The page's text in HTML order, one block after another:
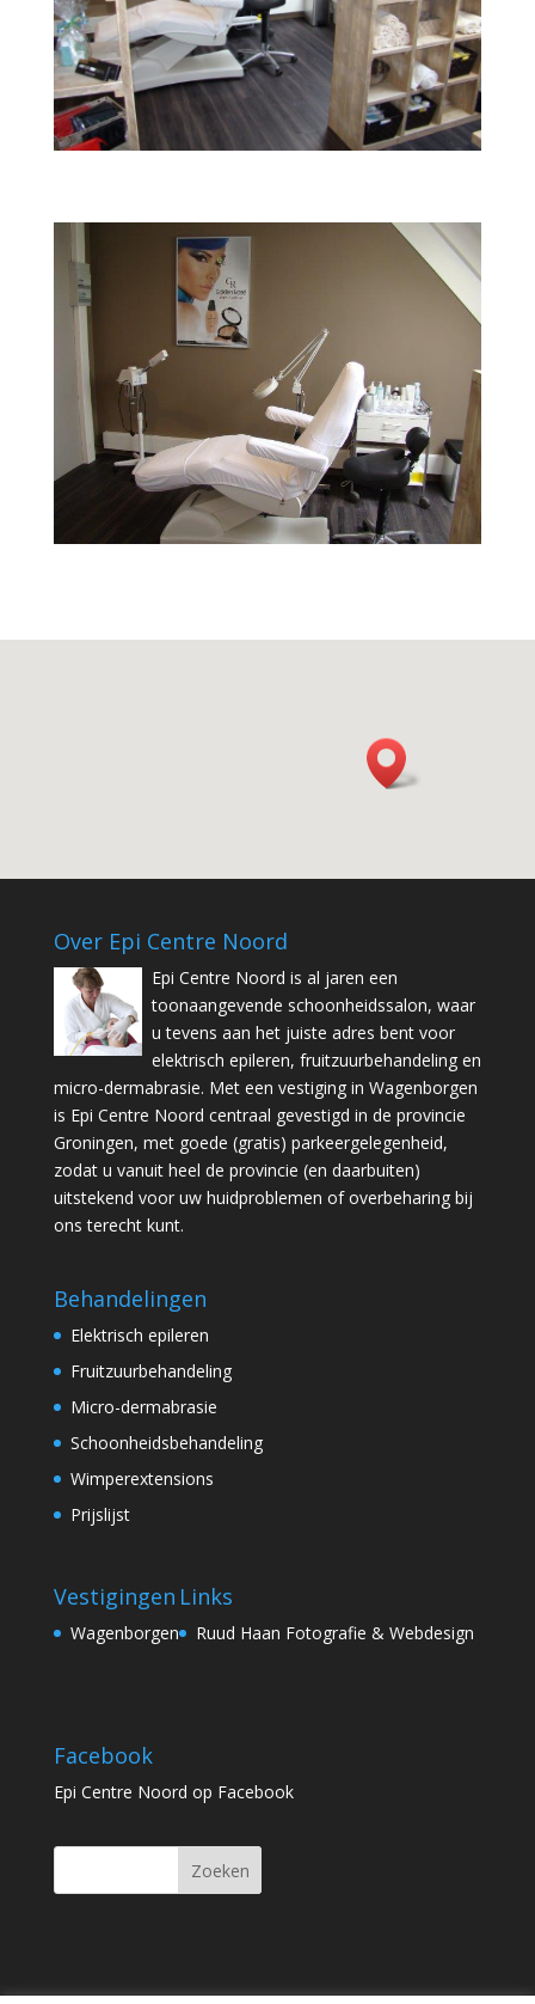
Over Epi Centre Noord
Epi Centre Noord is al jaren een
toonaangevende schoonheidssalon, waar
u tevens aan het juiste adres bent voor
elektrisch epileren, fruitzuurbehandeling en
micro-dermabrasie. Met een vestiging in Wagenborgen
is Epi Centre Noord centraal gevestigd in de provincie
Groningen, met goede (gratis) parkeergelegenheid,
zodat u vanuit heel de provincie (en daarbuiten)
uitstekend voor uw huidproblemen of overbeharing bij
ons terecht kunt.
Behandelingen
Elektrisch epileren
Fruitzuurbehandeling
Micro-dermabrasie
Schoonheidsbehandeling
Wimperextensions
Prijslijst
Vestigingen
Wagenborgen
Links
Ruud Haan Fotografie & Webdesign
Facebook
Epi Centre Noord op Facebook